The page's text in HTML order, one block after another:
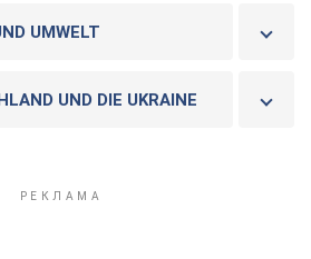
UMWELT
UND DIE UKRAINE